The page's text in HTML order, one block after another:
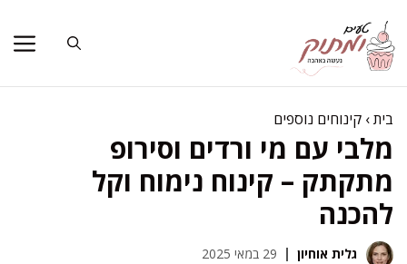
לתוכן
בית› קינוחים נוספים
מלבי עם מי ורדים וסירופ
מתקתק – קינוח נימוח וקל
להכנה
גלית אוחיון 29 במאי 2025